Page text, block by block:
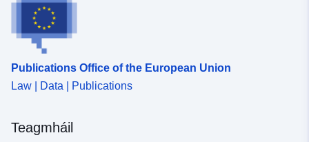
Aitheantóirí:
120066022-wxs-a02a9d13-
uriRef:
Publications Office of the European Union
Law | Data | Publications
Teagmháil